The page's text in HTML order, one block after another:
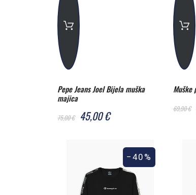
Pepe Jeans Joel Bijela muška
majica
75,00 € 45,00 €
Muške
69,90 €
−40%